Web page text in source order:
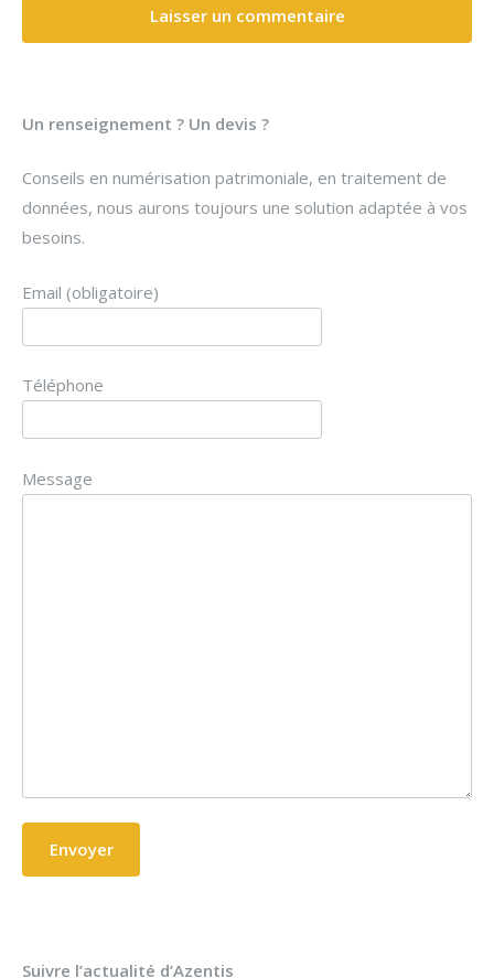
Un renseignement ? Un devis ?
Conseils en numérisation patrimoniale, en traitement de
données, nous aurons toujours une solution adaptée à vos
besoins.
Email (obligatoire)
Téléphone
Message
Suivre l’actualité d’Azentis